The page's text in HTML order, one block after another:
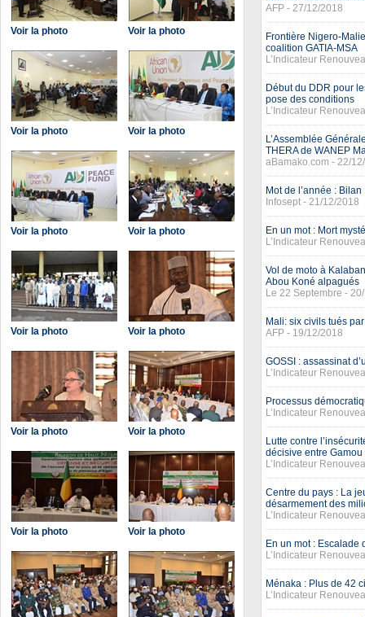
Voir la photo Voir la photo
Voir la photo Voir la photo
Voir la photo Voir la photo
Voir la photo Voir la photo
Voir la photo Voir la photo
Voir la photo Voir la photo
AFP - 27/12/2018
Frontière Nigero-
coalition GATIA-MSA
L’Indicateur
Début du DDR pour
pose des conditions
L’Indicateur
L’Assemblée
THERA de WANEP
aBamako.com - 22/
Mot de l’année : Bilan
Infosept - 21/12/2018
En un mot : Mort
L’Indicateur
Vol de moto à
Abou Koné alpagués
Le 22 Septembre -
Mali: six civils tués
AFP - 19/12/2018
GOSSI : assassinat
L’Indicateur
Processus
L’Indicateur
Lutte contre
décisive entre
L’Indicateur
Centre du pays : La
désarmement des
L’Indicateur
En un mot : Escalade
L’Indicateur
Ménaka : Plus de 42
L’Indicateur